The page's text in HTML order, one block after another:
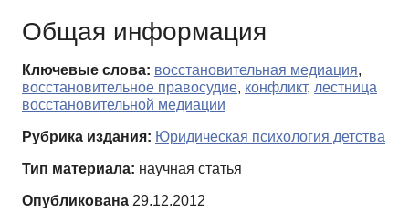
Общая информация
Ключевые слова: восстановительная медиация,
восстановительное правосудие, конфликт, лестница
восстановительной медиации
Рубрика издания: Юридическая психология детства
Тип материала: научная статья
Опубликована 29.12.2012